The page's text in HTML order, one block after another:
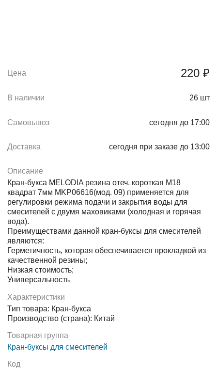
Цена 220 ₽
В наличии 26 шт
Самовывоз сегодня до 17:00
Доставка сегодня при заказе до 13:00
Описание
Кран-букса MELODIA резина отеч. короткая М18
квадрат 7мм MKP06616(мод. 09) применяется для
регулировки режима подачи и закрытия воды для
смесителей с двумя маховиками (холодная и горячая
вода).
Преимуществами данной кран-буксы для смесителей
являются:
Герметичность, которая обеспечивается прокладкой из
качественной резины;
Низкая стоимость;
Универсальность
Характеристики
Тип товара: Кран-букса
Производство (страна): Китай
Товарная группа
Кран-буксы для смесителей
Код